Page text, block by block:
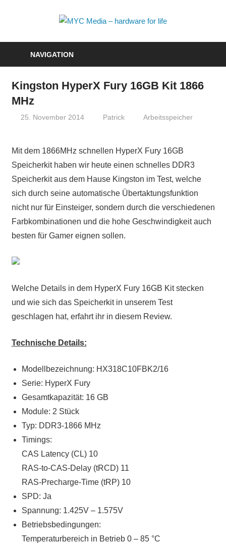
Media
–
for
NAVIGATION
Kingston HyperX Fury 16GB Kit 1866
MHz
25. November 2014 Patrick Arbeitsspeicher
Mit dem 1866MHz schnellen HyperX Fury 16GB
Speicherkit haben wir heute einen schnelles DDR3
Speicherkit aus dem Hause Kingston im Test, welche
sich durch seine automatische Übertaktungsfunktion
nicht nur für Einsteiger, sondern durch die verschiedenen
Farbkombinationen und die hohe Geschwindigkeit auch
besten für Gamer eignen sollen.
Welche Details in dem HyperX Fury 16GB Kit stecken
und wie sich das Speicherkit in unserem Test
geschlagen hat, erfahrt ihr in diesem Review.
Technische Details:
Modellbezeichnung: HX318C10FBK2/16
Serie: HyperX Fury
Gesamtkapazität: 16 GB
Module: 2 Stück
Typ: DDR3-1866 MHz
Timings:
CAS Latency (CL) 10
RAS-to-CAS-Delay (tRCD) 11
RAS-Precharge-Time (tRP) 10
SPD: Ja
Spannung: 1.425V – 1.575V
Betriebsbedingungen:
Temperaturbereich in Betrieb 0 – 85 °C